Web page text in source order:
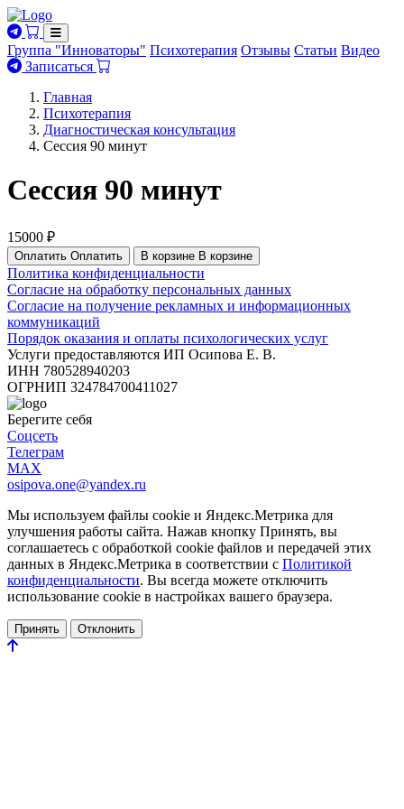
Группа "Инноваторы" Психотерапия Отзывы Статьи Видео
Записаться
Главная
Психотерапия
Диагностическая консультация
Сессия 90 минут
Сессия 90 минут
15000 ₽
Оплатить Оплатить В корзине В корзине
Политика конфиденциальности
Согласие на обработку персональных данных
Согласие на получение рекламных и информационных
коммуникаций
Порядок оказания и оплаты психологических услуг
Услуги предоставляются ИП Осипова Е. В.
ИНН 780528940203
ОГРНИП 324784700411027
Берегите себя
Соцсеть
Телеграм
MAX
osipova.one@yandex.ru
Мы используем файлы cookie и Яндекс.Метрика для
улучшения работы сайта. Нажав кнопку Принять, вы
соглашаетесь с обработкой cookie файлов и передачей этих
данных в Яндекс.Метрика в соответствии с Политикой
конфиденциальности. Вы всегда можете отключить
использование cookie в настройках вашего браузера.
Принять Отклонить